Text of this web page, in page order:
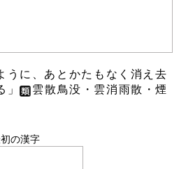
うに、あとかたもなく消え去
」
雲散鳥没・雲消雨散・煙
の漢字